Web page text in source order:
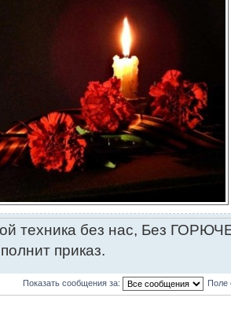
техника без нас, Без
приказ.
Показать сообщения за: Поле